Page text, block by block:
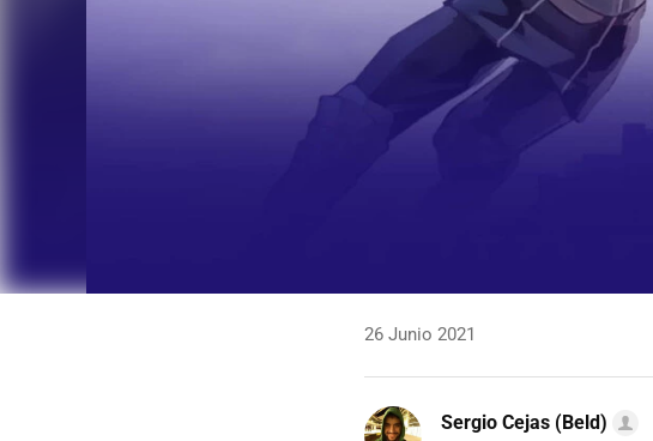
26 Junio 2021
Sergio Cejas (Beld)